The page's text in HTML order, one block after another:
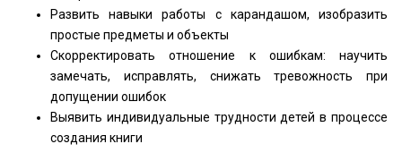
Развить навыки работы с карандашом, изобразить
простые предметы и объекты
Скорректировать отношение к ошибкам: научить
замечать, исправлять, снижать тревожность при
допущении ошибок
Выявить индивидуальные трудности детей в процессе
создания книги